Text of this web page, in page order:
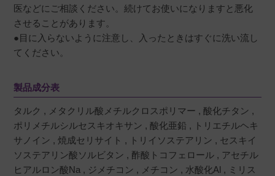
医などにご相談ください。続けてお使いになりますと悪化
させることがあります。
●目に入らないように注意し、入ったときはすぐに洗い流し
てください。
製品成分表
タルク , メタクリル酸メチルクロスポリマー , 酸化チタン ,
ポリメチルシルセスキオキサン , 酸化亜鉛 , トリエチルヘキ
サノイン , 焼成セリサイト , トリイソステアリン , セスキイ
ソステアリン酸ソルビタン , 酢酸トコフェロール , アセチル
ヒアルロン酸Na , ジメチコン , メチコン , 水酸化Al , ミリス